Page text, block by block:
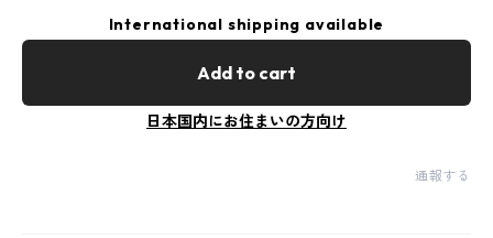
International shipping available
Add to cart
日本国内にお住まいの方向け
通報する